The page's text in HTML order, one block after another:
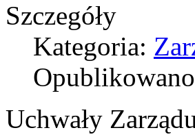
Szczegóły
Kategoria:
Uchwały